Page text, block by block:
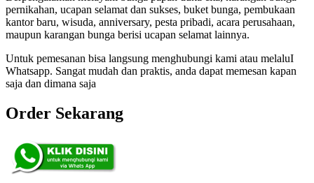
pernikahan, ucapan selamat dan sukses, buket bunga, pembukaan
kantor baru, wisuda, anniversary, pesta pribadi, acara perusahaan,
maupun karangan bunga berisi ucapan selamat lainnya.
Untuk pemesanan bisa langsung menghubungi kami atau melaluI
Whatsapp. Sangat mudah dan praktis, anda dapat memesan kapan
saja dan dimana saja
Order Sekarang